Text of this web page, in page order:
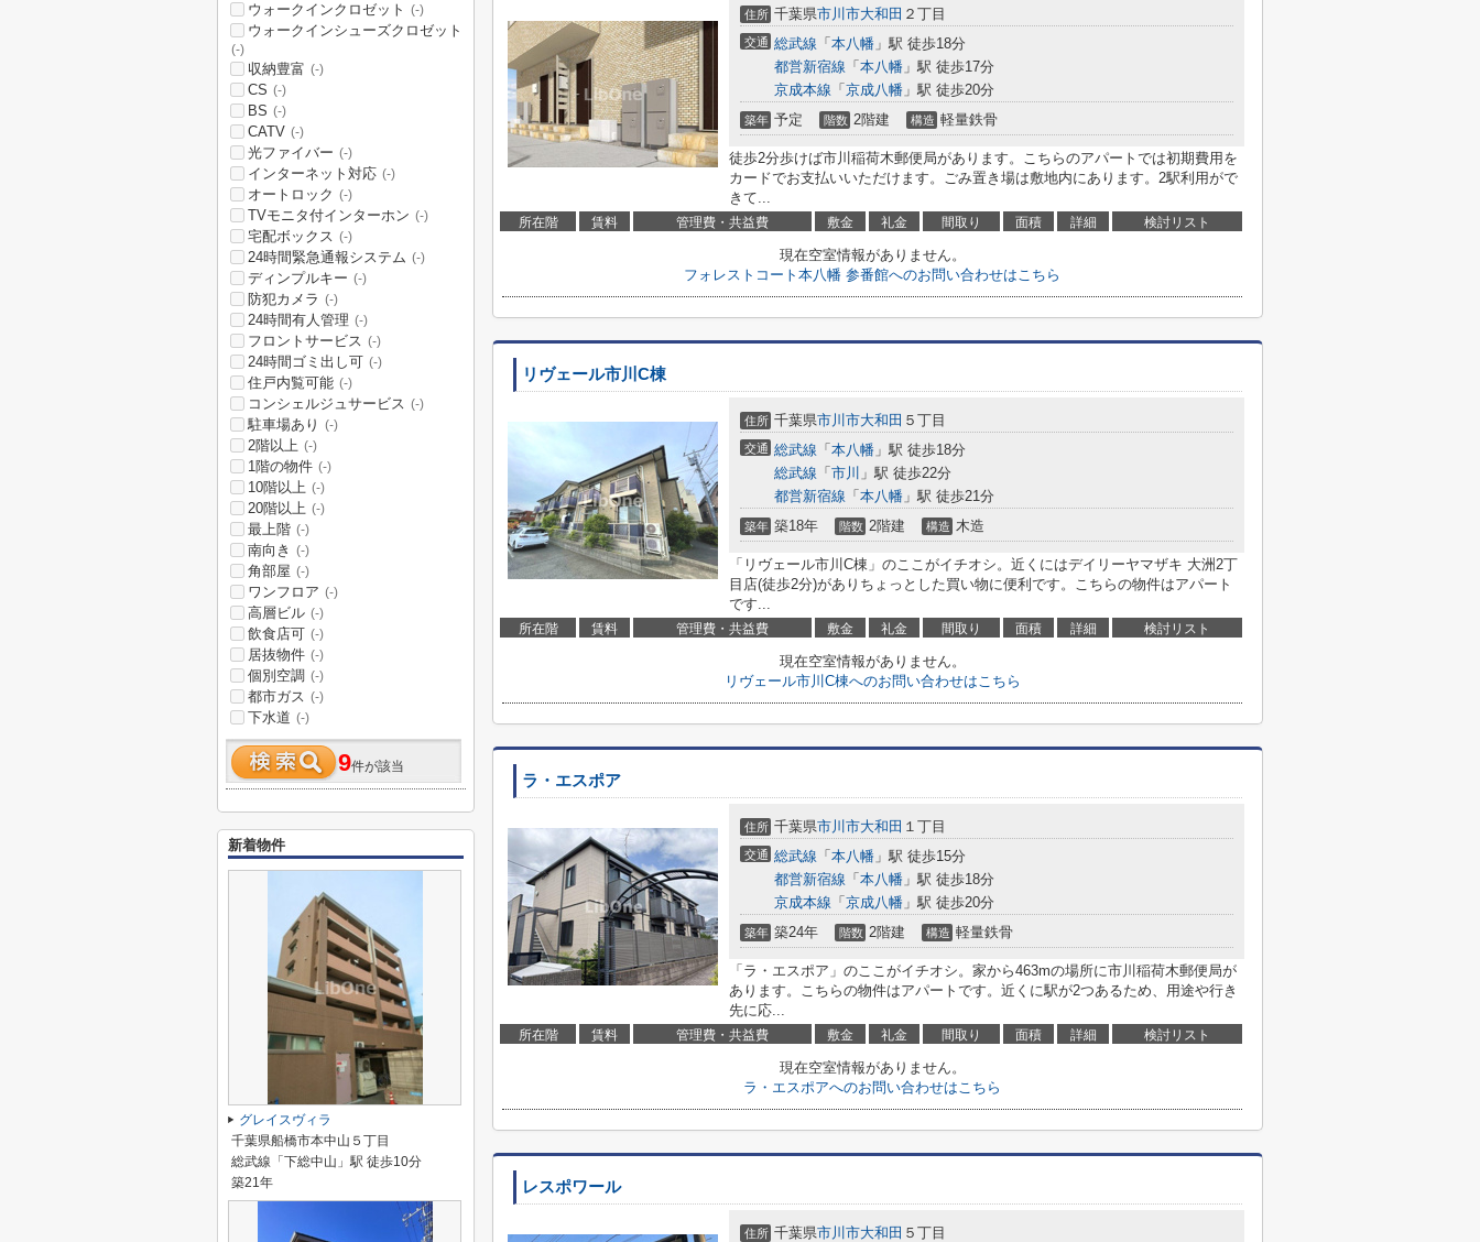
住所 千葉県市川市大和田 ２丁目
交通 総武線 「 本八幡 」駅 徒歩18分
都営新宿線 「 本八幡 」駅 徒歩17分
京成本線 「 京成八幡 」駅 徒歩20分
築年 予定 階数 2階建 構造 軽量鉄骨
徒歩2分歩けば市川稲荷木郵便局があります。こちらのアパートでは初期費用を
カードでお支払いいただけます。ごみ置き場は敷地内にあります。2駅利用がで
きて...
所在階 賃料 管理費・共益費 敷金 礼金 間取り 面積 詳細 検討リスト
現在空室情報がありません。
フォレストコート本八幡 参番館へのお問い合わせはこちら
リヴェール市川C棟
住所 千葉県市川市大和田 ５丁目
交通 総武線 「 本八幡 」駅 徒歩18分
総武線 「 市川 」駅 徒歩22分
都営新宿線 「 本八幡 」駅 徒歩21分
築年 築18年 階数 2階建 構造 木造
「リヴェール市川C棟」のここがイチオシ。近くにはデイリーヤマザキ 大洲2丁
目店(徒歩2分)がありちょっとした買い物に便利です。こちらの物件はアパート
です...
所在階 賃料 管理費・共益費 敷金 礼金 間取り 面積 詳細 検討リスト
現在空室情報がありません。
リヴェール市川C棟へのお問い合わせはこちら
ラ・エスポア
住所 千葉県市川市大和田 １丁目
交通 総武線 「 本八幡 」駅 徒歩15分
都営新宿線 「 本八幡 」駅 徒歩18分
京成本線 「 京成八幡 」駅 徒歩20分
築年 築24年 階数 2階建 構造 軽量鉄骨
「ラ・エスポア」のここがイチオシ。家から463mの場所に市川稲荷木郵便局が
あります。こちらの物件はアパートです。近くに駅が2つあるため、用途や行き
先に応...
所在階 賃料 管理費・共益費 敷金 礼金 間取り 面積 詳細 検討リスト
現在空室情報がありません。
ラ・エスポアへのお問い合わせはこちら
レスポワール
住所 千葉県市川市大和田 ５丁目
ウォークインクロゼット (-)
ウォークインシューズクロゼット
(-)
収納豊富 (-)
CS (-)
BS (-)
CATV (-)
光ファイバー (-)
インターネット対応 (-)
オートロック (-)
TVモニタ付インターホン (-)
宅配ボックス (-)
24時間緊急通報システム (-)
ディンプルキー (-)
防犯カメラ (-)
24時間有人管理 (-)
フロントサービス (-)
24時間ゴミ出し可 (-)
住戸内覧可能 (-)
コンシェルジュサービス (-)
駐車場あり (-)
2階以上 (-)
1階の物件 (-)
10階以上 (-)
20階以上 (-)
最上階 (-)
南向き (-)
角部屋 (-)
ワンフロア (-)
高層ビル (-)
飲食店可 (-)
居抜物件 (-)
個別空調 (-)
都市ガス (-)
下水道 (-)
9件が該当
新着物件
グレイスヴィラ
千葉県船橋市本中山５丁目
総武線「下総中山」駅 徒歩10分
築21年